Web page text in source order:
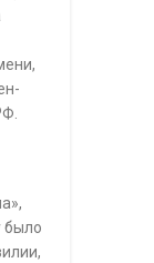
было